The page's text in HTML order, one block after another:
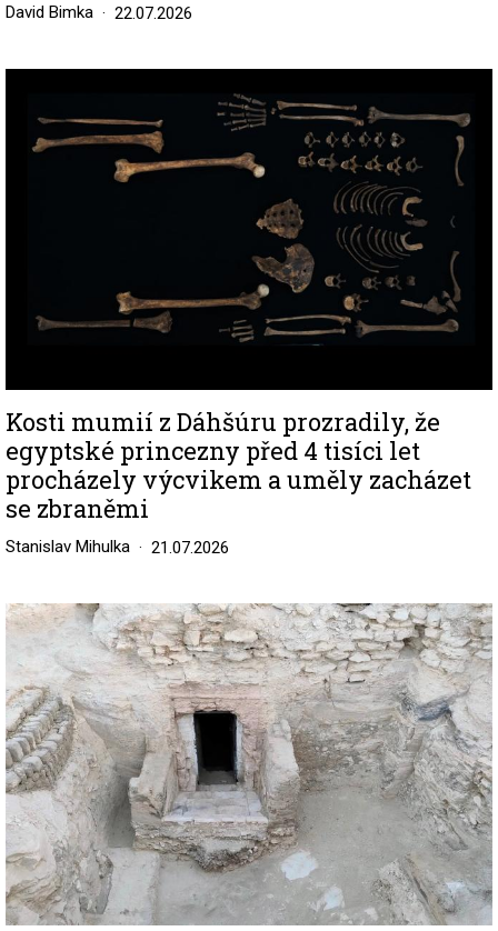
David Bimka 22.07.2026
Kosti mumií z Dáhšúru prozradily, že
egyptské princezny před 4 tisíci let
procházely výcvikem a uměly zacházet
se zbraněmi
Stanislav Mihulka 21.07.2026
Image